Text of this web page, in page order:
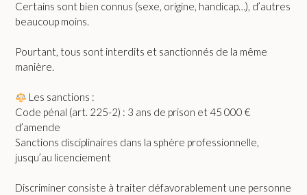
Certains sont bien connus (sexe, origine, handicap…), d’autres
beaucoup moins.
Pourtant, tous sont interdits et sanctionnés de la même
manière.
Les sanctions :
Code pénal (art. 225-2) : 3 ans de prison et 45 000 €
d’amende
Sanctions disciplinaires dans la sphère professionnelle,
jusqu’au licenciement
Discriminer consiste à traiter défavorablement une personne